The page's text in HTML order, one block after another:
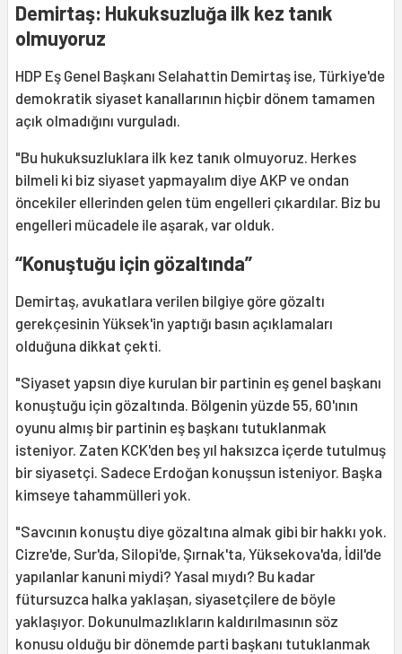
Demirtaş: Hukuksuzluğa ilk kez tanık
olmuyoruz
HDP Eş Genel Başkanı Selahattin Demirtaş ise, Türkiye'de
demokratik siyaset kanallarının hiçbir dönem tamamen
açık olmadığını vurguladı.
"Bu hukuksuzluklara ilk kez tanık olmuyoruz. Herkes
bilmeli ki biz siyaset yapmayalım diye AKP ve ondan
öncekiler ellerinden gelen tüm engelleri çıkardılar. Biz bu
engelleri mücadele ile aşarak, var olduk.
“Konuştuğu için gözaltında”
Demirtaş, avukatlara verilen bilgiye göre gözaltı
gerekçesinin Yüksek'in yaptığı basın açıklamaları
olduğuna dikkat çekti.
"Siyaset yapsın diye kurulan bir partinin eş genel başkanı
konuştuğu için gözaltında. Bölgenin yüzde 55, 60'ının
oyunu almış bir partinin eş başkanı tutuklanmak
isteniyor. Zaten KCK'den beş yıl haksızca içerde tutulmuş
bir siyasetçi. Sadece Erdoğan konuşsun isteniyor. Başka
kimseye tahammülleri yok.
"Savcının konuştu diye gözaltına almak gibi bir hakkı yok.
Cizre'de, Sur'da, Silopi'de, Şırnak'ta, Yüksekova'da, İdil'de
yapılanlar kanuni miydi? Yasal mıydı? Bu kadar
fütursuzca halka yaklaşan, siyasetçilere de böyle
yaklaşıyor. Dokunulmazlıkların kaldırılmasının söz
konusu olduğu bir dönemde parti başkanı tutuklanmak